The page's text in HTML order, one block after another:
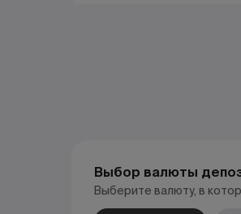
Выбор валюты
Выберите валюту, в